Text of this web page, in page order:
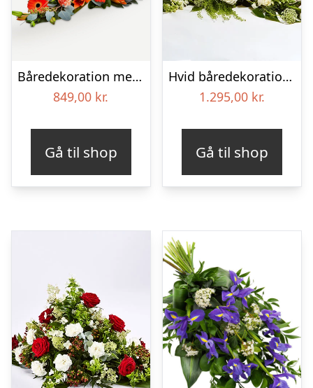
Båredekoration med bånd
849,00 kr.
Gå til shop
Hvid båredekoration – Blomster til begravelse
1.295,00 kr.
Gå til shop